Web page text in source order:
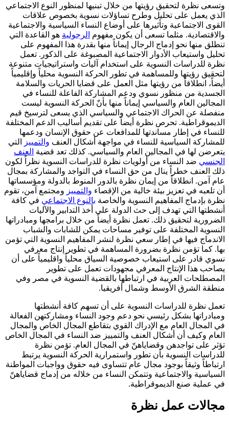
وتسعى نظرة لتحقيق رؤيتها من خلال تبنيها لمنظور النوع الاجتماعي
الذي يعمل على تحليل وطرح تساؤلات نسوية بخصوص علاقات
القوى الاجتماعية وتأثيرها على أوضاع النساء السياسية والاجتماعية
والاقتصادية. مثلما تسعى أن يكون مفهوم الرجولية هو القاعدة التي
تنطلق منها نحو إدماج الرجال إيماناً منها بقدرة هذا المفهوم على
تحليل واستيعاب الأدوار الاجتماعية المصبوغة على الذكور. تعمل
نظرة للدراسات النسوية على استخدام آليات واستراتيجيات متنوعة
لتحقيق رؤيتها وللمساهمة في تطور الحركة النسوية محلياً وإقليمياً
أيضاً، انطلاقاً من رؤيتها مثل العمل على قضايا الحريات والسلامة
الجسدية من منظور نسوي ودعم المشاركة الفاعلة للنساء في
المجالين العام والسياسي إيماناً منها بأنّ الحركة النسوية ليست
منفصلة عن الحراك الاجتماعي والسياسي الذي يسعى لترسيخ قيم
الديموقراطية. تحرص نظرة أيضاً على تقديم أساليب الدعم المختلفة
للنساء في إطار مساندتها للمدافعات عن حقوق الإنسان ودعمها
للمشاركة السياسية للنساء في مواجهة أشكال العنف والتمييز
التي
يتعرضن لها في المجالين العام والسياسي. كذلك تعد قضية العنف
الجنسي ضد النساء من أولويات نظرة للدراسات النسوية نظراً لكون
ذلك العنف خطراً ينال من حق النساء في التواجد والمشاركة بمجال
عام آمن. انطلاقاً من إيمان نظرة بالدور المنوط بالدولة ومؤسساتها
أن تلعبه في تعزيز بيئة خالية من الإقصاء والتمييز ومجتمع آمن، تقوم
نظرة بإدماج المفاهيم النسوية والخاصة بالنوع الاجتماعي في كافة
أنشطتها التي تهدف إلى حث الدولة على أخذ التدابير والآليات
الضرورية لتحقيق ذلك. تعمل نظرة أيضاً من خلال برامجها ومبادراتها
النسوية المختلفة على توفير مساحات يمكن للشابات والشباب
الاندماج فيها في إطار سعي نظرة لنشر المفاهيم النسوية التي تؤمن
بها. كما تؤمن نظرة بضرورة المساهمة في تطوير إنتاج معرفي
نسوي قادر على استيعاب خصوصية السياق محلياً واقليمياً على أن
يصاحب هذا الإنتاج المعرفي مجهودات تعمل على تطوير
المصطلحات العربية في ارتباطها بالقضية النسوية في مصر وفي
منطقة الشرق الأوسط وشمال أفريقيا.
تعمل نظرة للدراسات النسوية على أن تسهم كافة أنشطتها
ومبادراتها بشكل رئيسي نحو دعم وجود النساء ومشاركتهن الفعالة
في المجال العام مع الإدراك القوي بتقاطع المجال الخاص والمجال
العام وكيف أن أشكال العنف والتمييز ضد النساء في المجال الخاص
تؤثر على تواجدهن وقضاياهنّ في المجال العام. تؤمن نظرة
للدراسات النسوية بأن تطور واستمرارية الحركة النسوية يرتبط
ارتباطاً وثيقاً بوجود مجال عام تتساوى فيه حقوق وواجبات المواطنة
السياسية والاجتماعية وتتمكن النساء من خلاله من إدماج قضاياهنّ
في عملية صنع الديموقراطية.
مجالات عمل نظرة